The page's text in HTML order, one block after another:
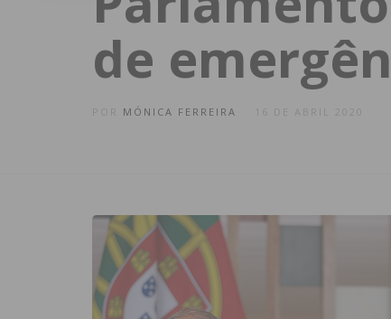
de
MÓNICA FERREIRA 16 DE ABRIL 2020